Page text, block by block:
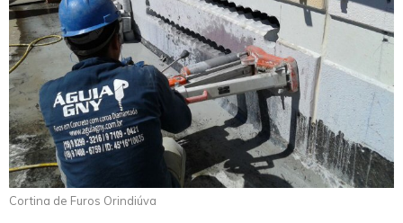
Cortina de Furos Orindiúva